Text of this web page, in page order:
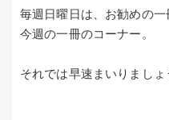
毎週日曜日は、お勧めの一
今週の一冊のコーナー。
それでは早速まいりましょ